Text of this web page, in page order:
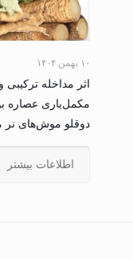
۱۰ بهمن ۱۴۰۴
اثر مداخله ترکیبی
مکمل‌یاری عصاره
دوقلو موش‌های نر مبتلا به
اطلاعات بیشتر